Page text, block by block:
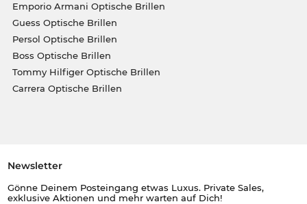
Emporio Armani Optische Brillen
Guess Optische Brillen
Persol Optische Brillen
Boss Optische Brillen
Tommy Hilfiger Optische Brillen
Carrera Optische Brillen
Newsletter
Gönne Deinem Posteingang etwas Luxus. Private Sales,
exklusive Aktionen und mehr warten auf Dich!